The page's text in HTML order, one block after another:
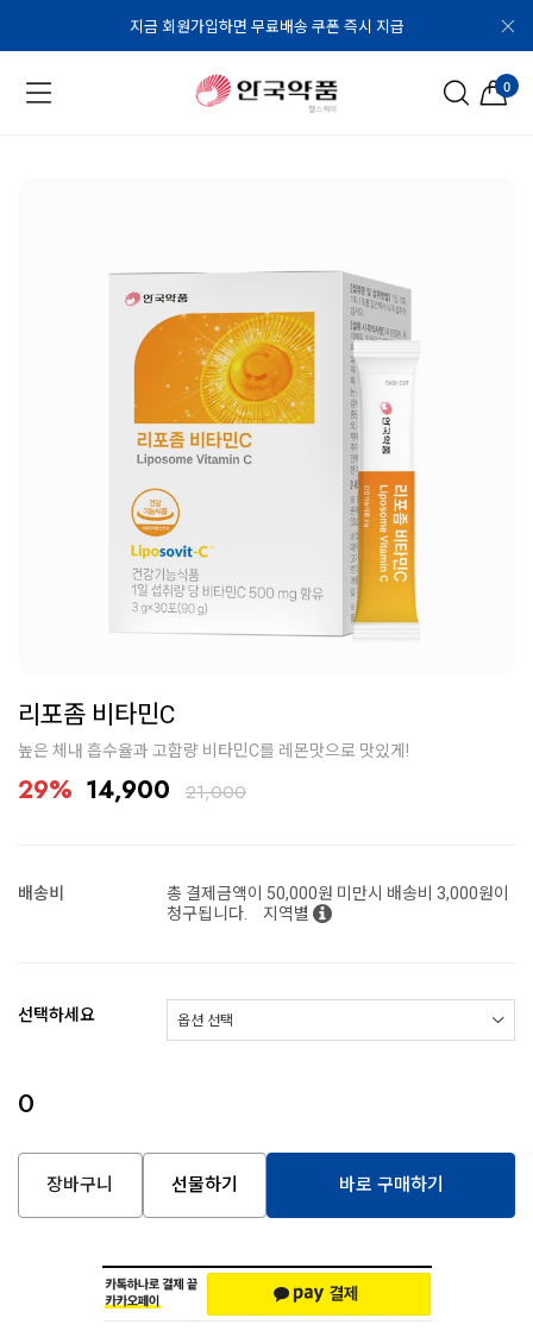
지금 회원가입하면 무료배송 쿠폰 즉시 지급
0
리포좀 비타민C
높은 체내 흡수율과 고함량 비타민C를 레몬맛으로 맛있게!
29% 14,900 21,000
배송비
총 결제금액이 50,000원 미만시 배송비 3,000원이
청구됩니다.
지역별
선택하세요
0
장바구니 선물하기 바로 구매하기